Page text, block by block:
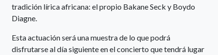
tradición lírica africana: el propio Bakane Seck y Boydo
Diagne.
Esta actuación será una muestra de lo que podrá
disfrutarse al día siguiente en el concierto que tendrá lugar